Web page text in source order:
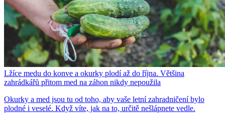
Lžíce medu do konve a okurky plodí až do října. Většina
zahrádkářů přitom med na záhon nikdy nepoužila
Okurky a med jsou tu od toho, aby vaše letní zahradničení bylo
plodné i veselé. Když víte, jak na to, určitě nešlápnete vedle.